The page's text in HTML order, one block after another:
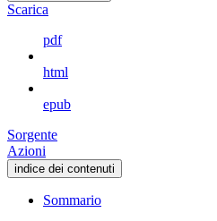
Scarica
pdf
html
epub
Sorgente
Azioni
indice dei contenuti
Sommario